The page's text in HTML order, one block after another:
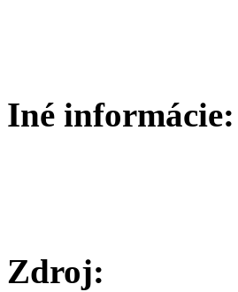
Iné informácie:
Zdroj: